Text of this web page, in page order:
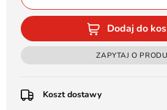
Dodaj do
ZAPYTAJ O
Koszt dostawy